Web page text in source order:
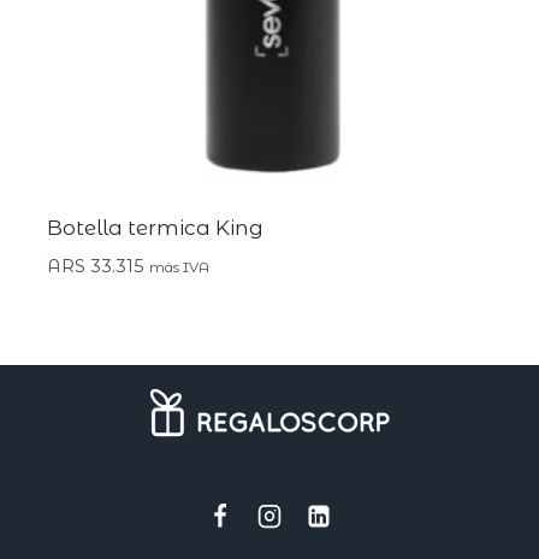
Botella termica King
ARS 33.315 más IVA